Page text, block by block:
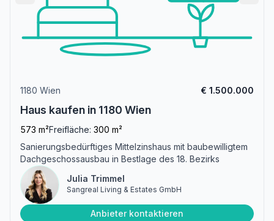
1180 Wien € 1.500.000
Haus kaufen in 1180 Wien
573 m²Freifläche: 300 m²
Sanierungsbedürftiges Mittelzinshaus mit baubewilligtem
Dachgeschossausbau in Bestlage des 18. Bezirks
Julia Trimmel
Sangreal Living & Estates GmbH
Anbieter kontaktieren